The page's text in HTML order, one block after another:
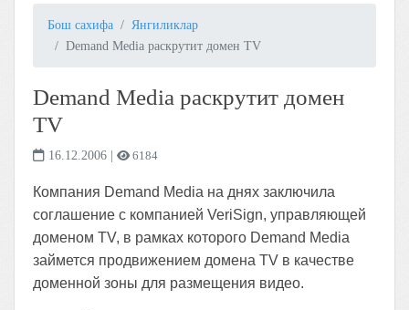
Бош сахифа
Янгиликлар
Demand Media раскрутит домен TV
Demand Media раскрутит домен
TV
16.12.2006 | 6184
Компания Demand Media на днях заключила
соглашение с компанией VeriSign, управляющей
доменом TV, в рамках которого Demand Media
займется продвижением домена TV в качестве
доменной зоны для размещения видео.